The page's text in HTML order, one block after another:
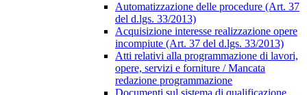
Automatizzazione delle procedure (Art. 37
del d.lgs. 33/2013)
Acquisizione interesse realizzazione opere
incompiute (Art. 37 del d.lgs. 33/2013)
Atti relativi alla programmazione di lavori,
opere, servizi e forniture / Mancata
redazione programmazione